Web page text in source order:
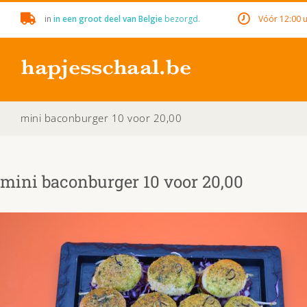
content
in in een groot deel van Belgie bezorgd. Vóór 12:00
mini baconburger 10 voor 20,00
mini baconburger 10 voor 20,00